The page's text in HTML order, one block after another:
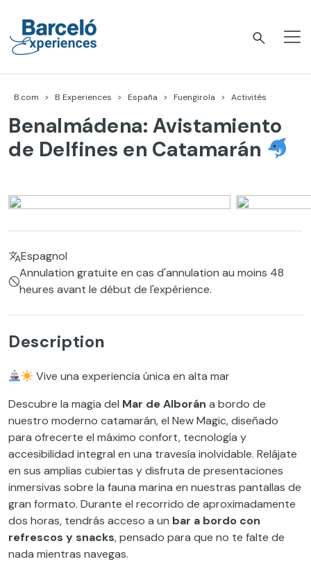
contenu
B.com B Experiences España Fuengirola Activités
Benalmádena: Avistamiento
de Delfines en Catamarán
Espagnol
Annulation gratuite en cas d'annulation au moins 48
heures avant le début de l'expérience.
Description
Vive una experiencia única en alta mar
Descubre la magia del Mar de Alborán a bordo de
nuestro moderno catamarán, el New Magic, diseñado
para ofrecerte el máximo confort, tecnología y
accesibilidad integral en una travesía inolvidable. Relájate
en sus amplias cubiertas y disfruta de presentaciones
inmersivas sobre la fauna marina en nuestras pantallas de
gran formato. Durante el recorrido de aproximadamente
dos horas, tendrás acceso a un bar a bordo con
refrescos y snacks, pensado para que no te falte de
nada mientras navegas.